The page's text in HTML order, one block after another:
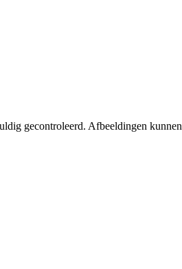
gecontroleerd. Afbeeldingen